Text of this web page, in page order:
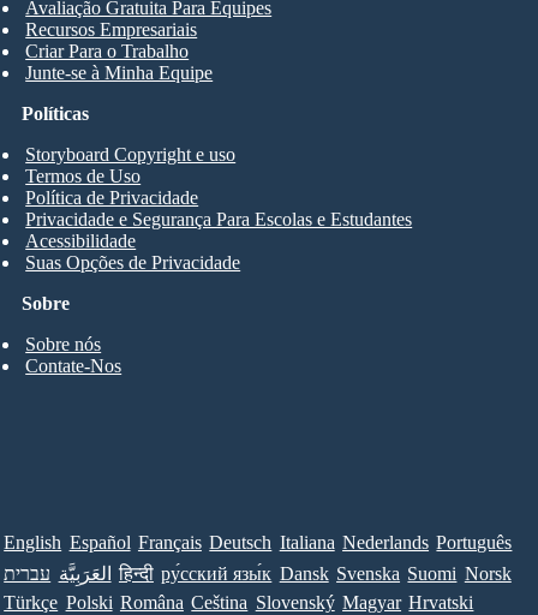
Avaliação Gratuita Para Equipes
Recursos Empresariais
Criar Para o Trabalho
Junte-se à Minha Equipe
Sobre
Sobre nós
Contate-Nos
Políticas
Storyboard Copyright e uso
Termos de Uso
Política de Privacidade
Privacidade e Segurança Para Escolas e Estudantes
Acessibilidade
Suas Opções de Privacidade
English Español Français Deutsch Italiana Nederlands Português
עברית العَرَبِيَّة हिन्दी ру́сский язы́к Dansk Svenska Suomi Norsk
Türkçe Polski Româna Ceština Slovenský Magyar Hrvatski